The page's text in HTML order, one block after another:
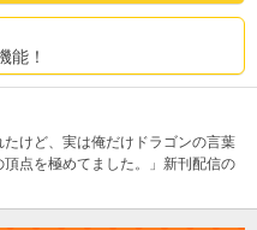
能！
けど、実は俺だけドラゴンの言葉
点を極めてました。」新刊配信の